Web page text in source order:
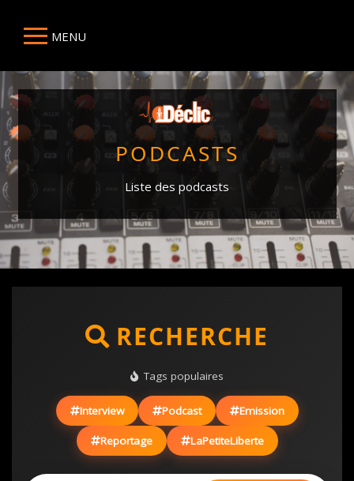
MENU
PODCASTS
Liste des podcasts
RECHERCHE
Tags populaires
Interview Podcast Emission
Reportage LaPetiteLiberte